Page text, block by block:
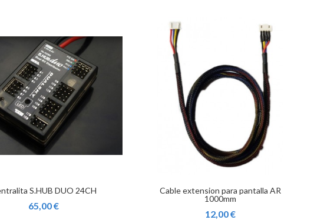
S.HUB DUO 24CH
65,00 €
Cable extension para pantalla AR
1000mm
12,00 €